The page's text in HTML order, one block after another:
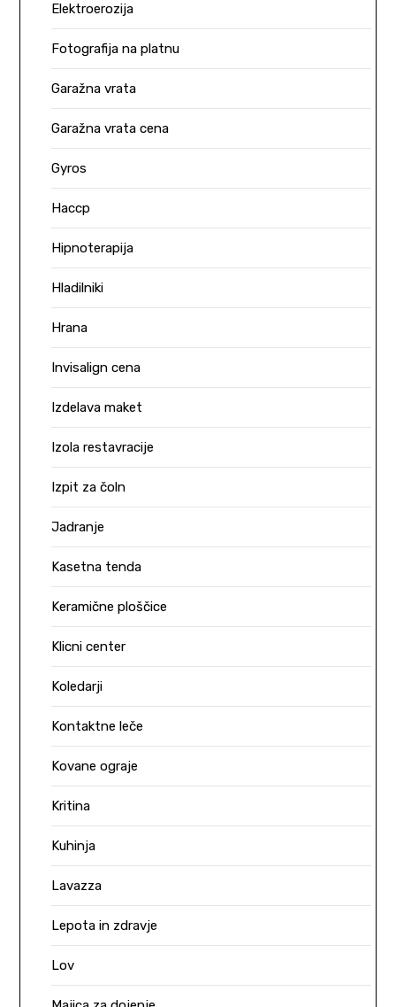
Elektroerozija
Fotografija na platnu
Garažna vrata
Garažna vrata cena
Gyros
Haccp
Hipnoterapija
Hladilniki
Hrana
Invisalign cena
Izdelava maket
Izola restavracije
Izpit za čoln
Jadranje
Kasetna tenda
Keramične ploščice
Klicni center
Koledarji
Kontaktne leče
Kovane ograje
Kritina
Kuhinja
Lavazza
Lepota in zdravje
Lov